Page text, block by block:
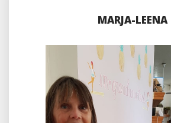
MARJA-LEENA